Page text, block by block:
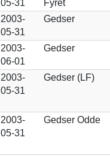
05-31
Fyret
2003-
05-31
Gedser
2003-
06-01
Gedser
2003-
05-31
Gedser (LF)
2003-
05-31
Gedser Odde